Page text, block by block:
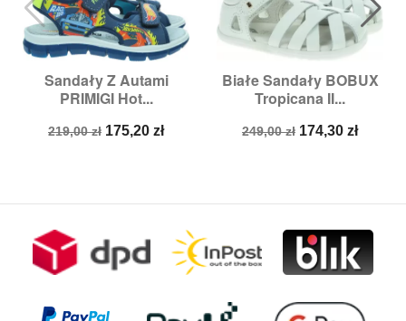
Sandały Z Autami
PRIMIGI Hot...
Cena
219,00 zł Cena
175,20 zł
Białe Sandały BOBUX
Tropicana II...
Cena
249,00 zł Cena
174,30 zł